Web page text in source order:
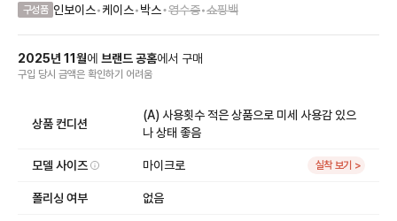
구성품 인보이스•케이스•박스•영수증•쇼핑백
2025년 11 월에 브랜드 공홈에서 구매
구입 당시 금액은 확인하기 어려움
상품 컨디션
(A) 사용횟수 적은 상품으로 미세 사용감 있으
나 상태 좋음
모델 사이즈 마이크로 실착 보기 >
폴리싱 여부 없음